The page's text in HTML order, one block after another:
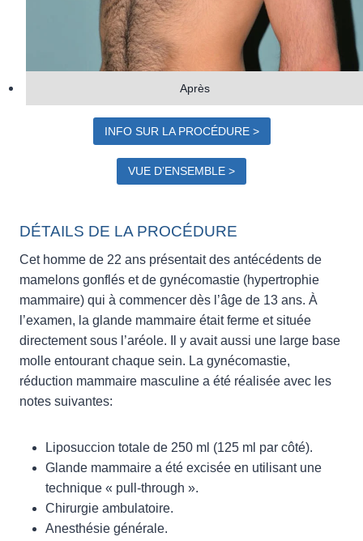
Après
INFO SUR LA PROCÉDURE >
VUE D’ENSEMBLE >
DÉTAILS DE LA PROCÉDURE
Cet homme de 22 ans présentait des antécédents de
mamelons gonflés et de gynécomastie (hypertrophie
mammaire) qui à commencer dès l’âge de 13 ans. À
l’examen, la glande mammaire était ferme et située
directement sous l’aréole. Il y avait aussi une large base
molle entourant chaque sein. La gynécomastie,
réduction mammaire masculine a été réalisée avec les
notes suivantes:
Liposuccion totale de 250 ml (125 ml par côté).
Glande mammaire a été excisée en utilisant une
technique « pull-through ».
Chirurgie ambulatoire.
Anesthésie générale.